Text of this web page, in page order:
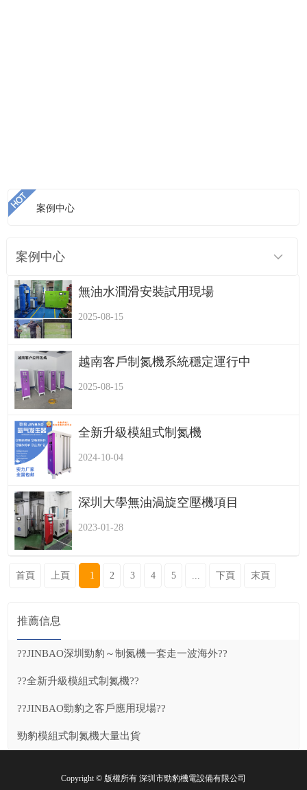
案例中心
案例中心
無油水潤滑安裝試用現場
2025-08-15
越南客戶制氮機系統穩定運行中
2025-08-15
全新升級模組式制氮機
2024-10-04
深圳大學無油渦旋空壓機項目
2023-01-28
首頁 上頁 1 2 3 4 5 下頁 末頁
推薦信息
??JINBAO深圳勁豹～制氮機一套走一波海外??
??全新升級模組式制氮機??
??JINBAO勁豹之客戶應用現場??
勁豹模組式制氮機大量出貨
Copyright © 版權所有 深圳市勁豹機電設備有限公司